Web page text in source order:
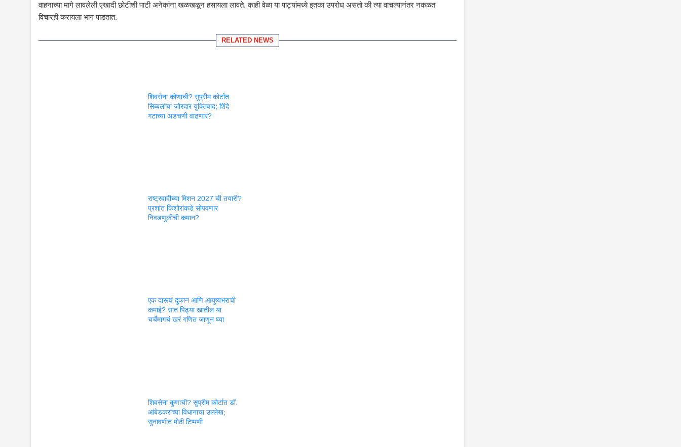
वाहनाच्या मागे लावलेली एखादी छोटीशी पाटी अनेकांना खळखळून हसायला लावते. काही वेळा या पाट्यांमध्ये इतका उपरोध असतो की त्या वाचल्यानंतर नकळत
विचारही करायला भाग पाडतात.
RELATED NEWS
शिवसेना कोणाची? सुप्रीम कोर्टात
सिब्बलांचा जोरदार युक्तिवाद; शिंदे
गटाच्या अडचणी वाढणार?
राष्ट्रवादीच्या मिशन 2027 ची तयारी?
प्रशांत किशोरांकडे सोपवणार
निवडणुकीची कमान?
एक दारूचं दुकान आणि आयुष्यभराची
कमाई? सात पिढ्या खातील या
चर्चेमागचं खरं गणित जाणून घ्या
शिवसेना कुणाची? सुप्रीम कोर्टात डॉ.
आंबेडकरांच्या विधानाचा उल्लेख;
सुनावणीत मोठी टिप्पणी